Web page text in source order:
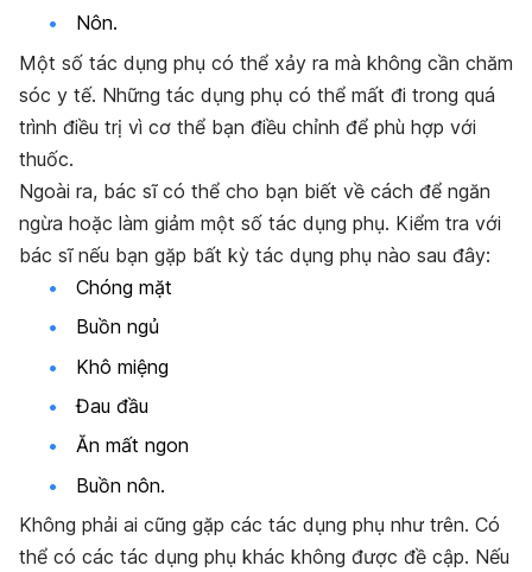
Nôn.
Một số tác dụng phụ có thể xảy ra mà không cần chăm
sóc y tế. Những tác dụng phụ có thể mất đi trong quá
trình điều trị vì cơ thể bạn điều chỉnh để phù hợp với
thuốc.
Ngoài ra, bác sĩ có thể cho bạn biết về cách để ngăn
ngừa hoặc làm giảm một số tác dụng phụ. Kiểm tra với
bác sĩ nếu bạn gặp bất kỳ tác dụng phụ nào sau đây:
Chóng mặt
Buồn ngủ
Khô miệng
Đau đầu
Ăn mất ngon
Buồn nôn.
Không phải ai cũng gặp các tác dụng phụ như trên. Có
thể có các tác dụng phụ khác không được đề cập. Nếu